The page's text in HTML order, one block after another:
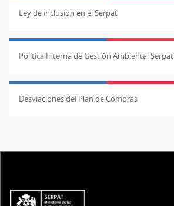
Ley de inclusión en el Serpat
Política Interna de Gestión Ambiental Serpat
Desviaciones del Plan de Compras